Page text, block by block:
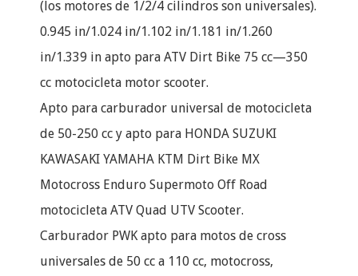
(los motores de 1/2/4 cilindros son universales).
0.945 in/1.024 in/1.102 in/1.181 in/1.260
in/1.339 in apto para ATV Dirt Bike 75 cc—350
cc motocicleta motor scooter.
Apto para carburador universal de motocicleta
de 50-250 cc y apto para HONDA SUZUKI
KAWASAKI YAMAHA KTM Dirt Bike MX
Motocross Enduro Supermoto Off Road
motocicleta ATV Quad UTV Scooter.
Carburador PWK apto para motos de cross
universales de 50 cc a 110 cc, motocross,